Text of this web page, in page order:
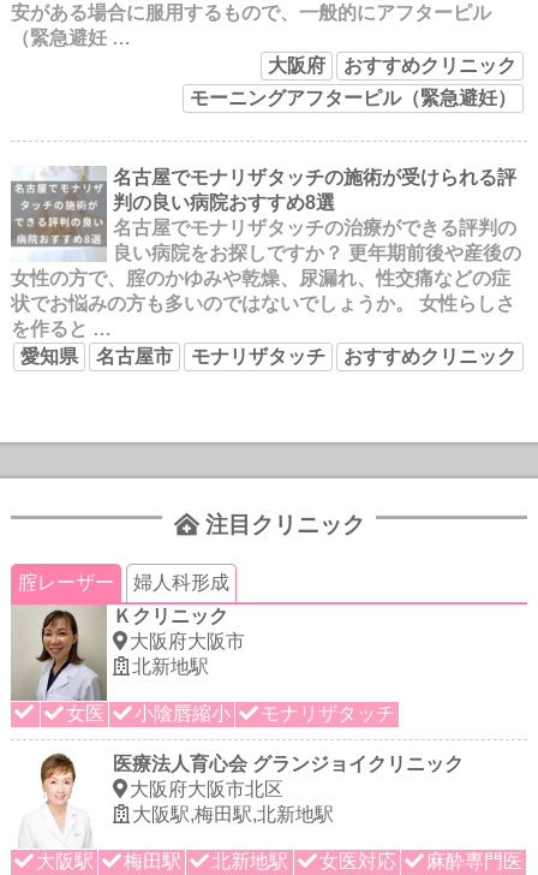
安がある場合に服用するもので、一般的にアフターピル
（緊急避妊 …
大阪府
おすすめクリニック
モーニングアフターピル（緊急避妊）
名古屋でモナリザタッチの施術が受けられる評
判の良い病院おすすめ8選
名古屋でモナリザタッチの治療ができる評判の
良い病院をお探しですか？ 更年期前後や産後の
女性の方で、腟のかゆみや乾燥、尿漏れ、性交痛などの症
状でお悩みの方も多いのではないでしょうか。 女性らしさ
を作ると …
愛知県
名古屋市 モナリザタッチ おすすめクリニック
注目クリニック
腟レーザー
婦人科形成
Ｋクリニック
大阪府大阪市
北新地駅
女医 小陰唇縮小 モナリザタッチ
医療法人育心会 グランジョイクリニック
大阪府大阪市北区
大阪駅,梅田駅,北新地駅
大阪駅 梅田駅 北新地駅 女医対応
麻酔専門医